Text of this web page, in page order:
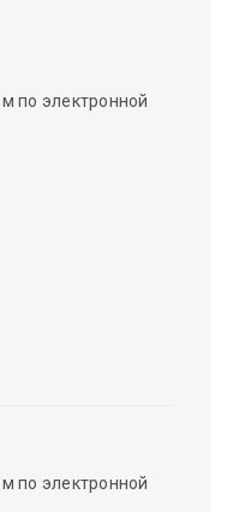
по электронной
по электронной